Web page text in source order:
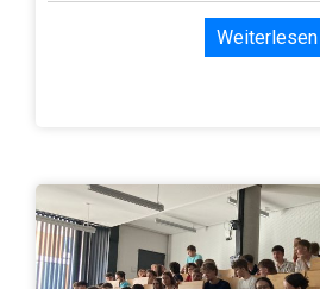
Weiterlesen